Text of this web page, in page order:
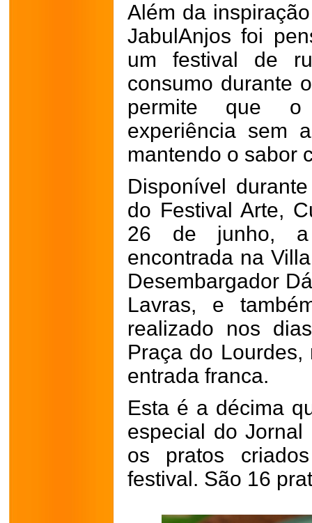
Além da
JabulAnjos foi
um festival de
consumo durante
permite que
experiência sem
mantendo o sabor
Disponível
do Festival Arte,
26 de junho, a
encontrada na
Desembargador
Lavras, e
realizado nos
Praça do
entrada franca.
Esta é a décima
especial do
os pratos
festival. São 16